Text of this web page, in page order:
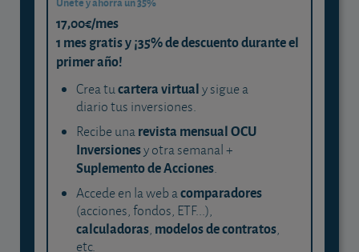
17,00€/mes
1 mes gratis y ¡35% de descuento durante el
primer año!
Crea tucartera virtualy sigue a
diario tus inversiones.
Recibe unarevista mensual OCU
Inversionesy otra semanal +
Suplemento de Acciones.
Accede en la web acomparadores
(acciones, fondos, ETF...),
calculadoras, modelos de contratos,
etc.